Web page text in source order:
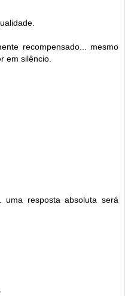
recompensado... mesmo
em silêncio.
resposta absoluta será